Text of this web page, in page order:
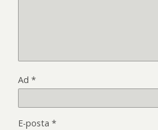
Ad *
E-posta *